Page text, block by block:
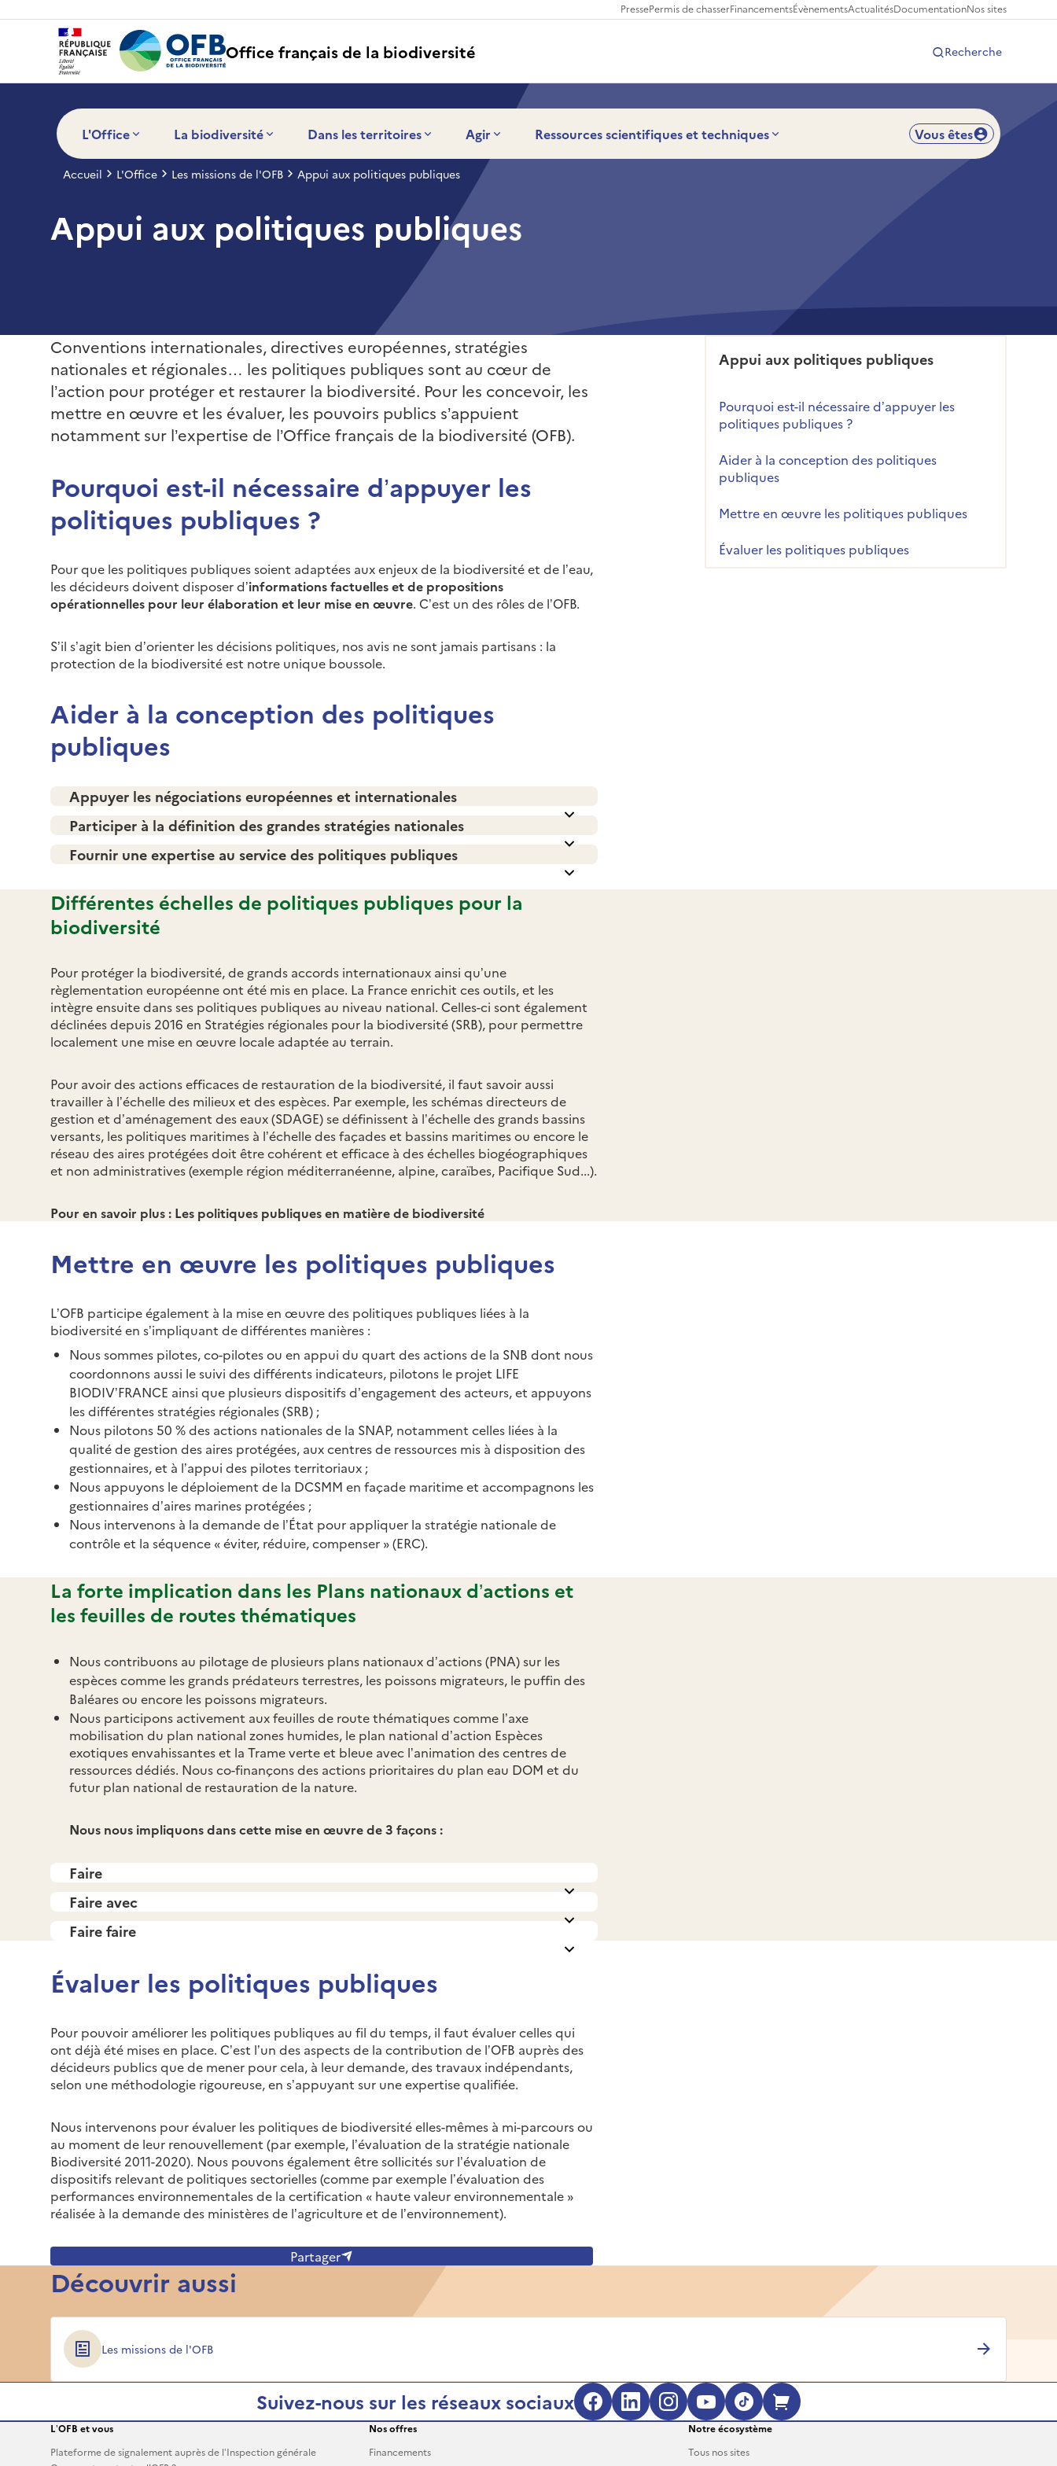
PressePermis de chasserFinancementsÉvènementsActualitésDocumentationNos sites
Office français de la biodiversité Recherche
L'Office La biodiversité Dans les territoires Agir Ressources scientifiques et techniques Vous êtes
Accueil L'Office Les missions de l'OFB Appui aux politiques publiques
Appui aux politiques publiques
Conventions internationales, directives européennes, stratégies
nationales et régionales… les politiques publiques sont au cœur de
l’action pour protéger et restaurer la biodiversité. Pour les concevoir, les
mettre en œuvre et les évaluer, les pouvoirs publics s’appuient
notamment sur l’expertise de l’Office français de la biodiversité (OFB).
Appui aux politiques publiques
Pourquoi est-il nécessaire d’appuyer les
politiques publiques ?
Aider à la conception des politiques
publiques
Mettre en œuvre les politiques publiques
Évaluer les politiques publiques
Pourquoi est-il nécessaire d’appuyer les
politiques publiques ?
Pour que les politiques publiques soient adaptées aux enjeux de la biodiversité et de l’eau,
les décideurs doivent disposer d’informations factuelles et de propositions
opérationnelles pour leur élaboration et leur mise en œuvre. C’est un des rôles de l’OFB.
S’il s’agit bien d’orienter les décisions politiques, nos avis ne sont jamais partisans : la
protection de la biodiversité est notre unique boussole.
Aider à la conception des politiques
publiques
Appuyer les négociations européennes et internationales
Participer à la définition des grandes stratégies nationales
Fournir une expertise au service des politiques publiques
Différentes échelles de politiques publiques pour la
biodiversité
Pour protéger la biodiversité, de grands accords internationaux ainsi qu’une
règlementation européenne ont été mis en place. La France enrichit ces outils, et les
intègre ensuite dans ses politiques publiques au niveau national. Celles-ci sont également
déclinées depuis 2016 en Stratégies régionales pour la biodiversité (SRB), pour permettre
localement une mise en œuvre locale adaptée au terrain.
Pour avoir des actions efficaces de restauration de la biodiversité, il faut savoir aussi
travailler à l’échelle des milieux et des espèces. Par exemple, les schémas directeurs de
gestion et d’aménagement des eaux (SDAGE) se définissent à l’échelle des grands bassins
versants, les politiques maritimes à l’échelle des façades et bassins maritimes ou encore le
réseau des aires protégées doit être cohérent et efficace à des échelles biogéographiques
et non administratives (exemple région méditerranéenne, alpine, caraïbes, Pacifique Sud...).
Pour en savoir plus : Les politiques publiques en matière de biodiversité
Mettre en œuvre les politiques publiques
L’OFB participe également à la mise en œuvre des politiques publiques liées à la
biodiversité en s’impliquant de différentes manières :
Nous sommes pilotes, co-pilotes ou en appui du quart des actions de la SNB dont nous
coordonnons aussi le suivi des différents indicateurs, pilotons le projet LIFE
BIODIV’FRANCE ainsi que plusieurs dispositifs d’engagement des acteurs, et appuyons
les différentes stratégies régionales (SRB) ;
Nous pilotons 50 % des actions nationales de la SNAP, notamment celles liées à la
qualité de gestion des aires protégées, aux centres de ressources mis à disposition des
gestionnaires, et à l’appui des pilotes territoriaux ;
Nous appuyons le déploiement de la DCSMM en façade maritime et accompagnons les
gestionnaires d’aires marines protégées ;
Nous intervenons à la demande de l’État pour appliquer la stratégie nationale de
contrôle et la séquence « éviter, réduire, compenser » (ERC).
La forte implication dans les Plans nationaux d’actions et
les feuilles de routes thématiques
Nous contribuons au pilotage de plusieurs plans nationaux d’actions (PNA) sur les
espèces comme les grands prédateurs terrestres, les poissons migrateurs, le puffin des
Baléares ou encore les poissons migrateurs.
Nous participons activement aux feuilles de route thématiques comme l’axe
mobilisation du plan national zones humides, le plan national d’action Espèces
exotiques envahissantes et la Trame verte et bleue avec l’animation des centres de
ressources dédiés. Nous co-finançons des actions prioritaires du plan eau DOM et du
futur plan national de restauration de la nature.
Nous nous impliquons dans cette mise en œuvre de 3 façons :
Faire
Faire avec
Faire faire
Évaluer les politiques publiques
Pour pouvoir améliorer les politiques publiques au fil du temps, il faut évaluer celles qui
ont déjà été mises en place. C’est l’un des aspects de la contribution de l’OFB auprès des
décideurs publics que de mener pour cela, à leur demande, des travaux indépendants,
selon une méthodologie rigoureuse, en s’appuyant sur une expertise qualifiée.
Nous intervenons pour évaluer les politiques de biodiversité elles-mêmes à mi-parcours ou
au moment de leur renouvellement (par exemple, l’évaluation de la stratégie nationale
Biodiversité 2011-2020). Nous pouvons également être sollicités sur l’évaluation de
dispositifs relevant de politiques sectorielles (comme par exemple l’évaluation des
performances environnementales de la certification « haute valeur environnementale »
réalisée à la demande des ministères de l’agriculture et de l’environnement).
Partager
Découvrir aussi
Les missions de l'OFB
Suivez-nous sur les réseaux sociaux Facebook (s'ouvre dans une nouvelle fenêtre)
LinkedIn (s'ouvre dans une nouvelle fenêtre)
Instagram (s'ouvre dans une nouvelle
YouTube (s'ouvre dans une nouvelle
TikTok (s'ouvre dans une nouvelle
Boutique en ligne (s'ouvre
L’OFB et vous
Plateforme de signalement auprès de l’Inspection générale
Nos offres
Financements
Notre écosystème
Tous nos sites